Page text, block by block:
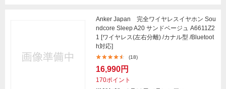
Anker Japan 完全ワイヤレスイヤホン Sou
ndcore Sleep A20 サンドベージュ A6611Z2
1 [ワイヤレス(左右分離) /カナル型 /Bluetoot
h対応]
(18)
16,990円
170ポイント